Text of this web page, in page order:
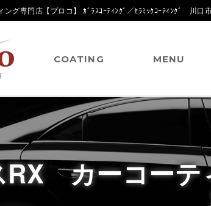
ング専門店【プロコ】 ｶﾞﾗｽｺｰﾃｨﾝｸﾞ／ｾﾗﾐｯｸｺｰﾃｨﾝｸﾞ 川口
COATING MENU
RX カーコー